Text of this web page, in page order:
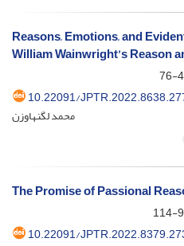
Reasons, Emotions, and
William Wainwright’s Reason
10.22091/
محمد لگنهاوزن
The Promise of Passional
10.22091/